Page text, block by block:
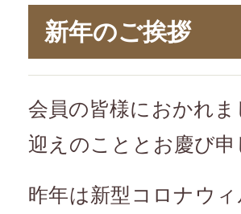
新年のご挨拶
会員の皆様におかれ
迎えのこととお慶び申
昨年は新型コロナウ